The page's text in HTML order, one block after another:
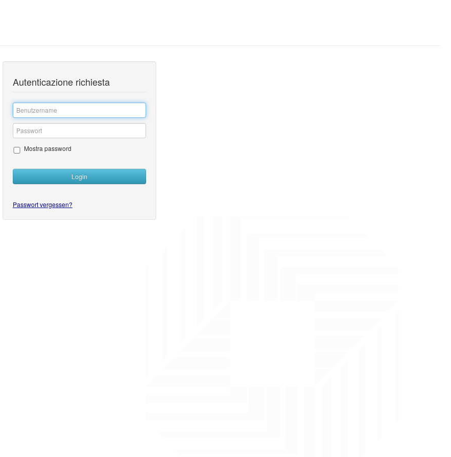
Autenticazione richiesta
Inserire
il
nome
dell'utente
Inserire
la
password
Mostra password
Login
Passwort vergessen?